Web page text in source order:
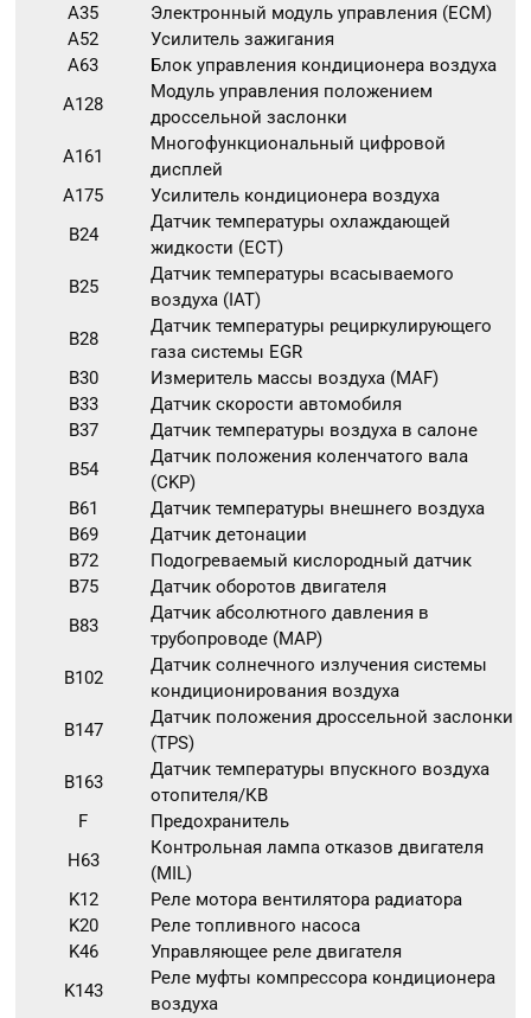
A35
Электронный модуль управления (ECM)
A52
Усилитель зажигания
A63
Блок управления кондиционера воздуха
A128
Модуль управления положением
дроссельной заслонки
A161
Многофункциональный цифровой
дисплей
A175
Усилитель кондиционера воздуха
B24
Датчик температуры охлаждающей
жидкости (ECT)
B25
Датчик температуры всасываемого
воздуха (IAT)
B28
Датчик температуры рециркулирующего
газа системы EGR
B30
Измеритель массы воздуха (MAF)
B33
Датчик скорости автомобиля
B37
Датчик температуры воздуха в салоне
B54
Датчик положения коленчатого вала
(CKP)
B61
Датчик температуры внешнего воздуха
B69
Датчик детонации
B72
Подогреваемый кислородный датчик
B75
Датчик оборотов двигателя
B83
Датчик абсолютного давления в
трубопроводе (MAP)
B102
Датчик солнечного излучения системы
кондиционирования воздуха
B147
Датчик положения дроссельной заслонки
(TPS)
B163
Датчик температуры впускного воздуха
отопителя/КВ
F
Предохранитель
H63
Контрольная лампа отказов двигателя
(MIL)
K12
Реле мотора вентилятора радиатора
K20
Реле топливного насоса
K46
Управляющее реле двигателя
K143
Реле муфты компрессора кондиционера
воздуха